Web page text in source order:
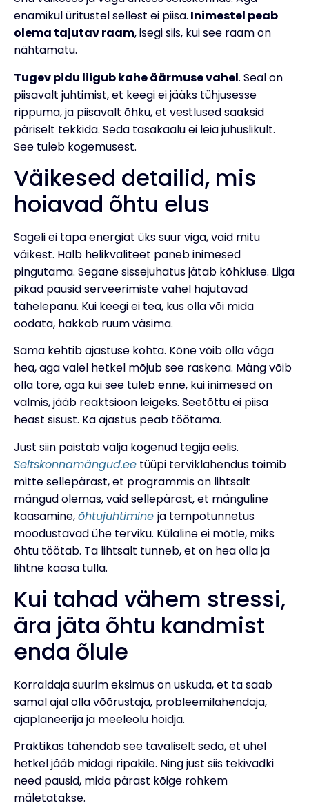
enamikul üritustel sellest ei piisa. Inimestel peab
olema tajutav raam, isegi siis, kui see raam on
nähtamatu.
Tugev pidu liigub kahe äärmuse vahel. Seal on
piisavalt juhtimist, et keegi ei jääks tühjusesse
rippuma, ja piisavalt õhku, et vestlused saaksid
päriselt tekkida. Seda tasakaalu ei leia juhuslikult.
See tuleb kogemusest.
Väikesed detailid, mis
hoiavad õhtu elus
Sageli ei tapa energiat üks suur viga, vaid mitu
väikest. Halb helikvaliteet paneb inimesed
pingutama. Segane sissejuhatus jätab kõhkluse. Liiga
pikad pausid serveerimiste vahel hajutavad
tähelepanu. Kui keegi ei tea, kus olla või mida
oodata, hakkab ruum väsima.
Sama kehtib ajastuse kohta. Kõne võib olla väga
hea, aga valel hetkel mõjub see raskena. Mäng võib
olla tore, aga kui see tuleb enne, kui inimesed on
valmis, jääb reaktsioon leigeks. Seetõttu ei piisa
heast sisust. Ka ajastus peab töötama.
Just siin paistab välja kogenud tegija eelis.
Seltskonnamängud.ee tüüpi terviklahendus toimib
mitte sellepärast, et programmis on lihtsalt
mängud olemas, vaid sellepärast, et mänguline
kaasamine,õhtujuhtimine ja tempotunnetus
moodustavad ühe terviku. Külaline ei mõtle, miks
õhtu töötab. Ta lihtsalt tunneb, et on hea olla ja
lihtne kaasa tulla.
Kui tahad vähem stressi,
ära jäta õhtu kandmist
enda õlule
Korraldaja suurim eksimus on uskuda, et ta saab
samal ajal olla võõrustaja, probleemilahendaja,
ajaplaneerija ja meeleolu hoidja.
Praktikas tähendab see tavaliselt seda, et ühel
hetkel jääb midagi ripakile. Ning just siis tekivadki
need pausid, mida pärast kõige rohkem
mäletatakse.